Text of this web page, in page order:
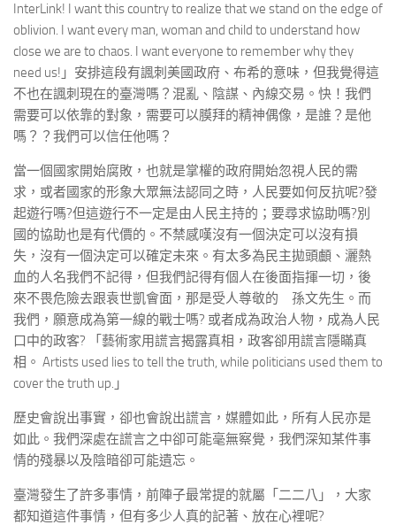
InterLink! I want this country to realize that we stand on the edge of
oblivion. I want every man, woman and child to understand how
close we are to chaos. I want everyone to remember why they
need us!」安排這段有諷刺美國政府、布希的意味，但我覺得這
不也在諷刺現在的臺灣嗎？混亂、陰謀、內線交易。快！我們
需要可以依靠的對象，需要可以膜拜的精神偶像，是誰？是他
嗎？？我們可以信任他嗎？
當一個國家開始腐敗，也就是掌權的政府開始忽視人民的需
求，或者國家的形象大眾無法認同之時，人民要如何反抗呢?發
起遊行嗎?但這遊行不一定是由人民主持的；要尋求協助嗎?別
國的協助也是有代價的。不禁感嘆沒有一個決定可以沒有損
失，沒有一個決定可以確定未來。有太多為民主拋頭顱、灑熱
血的人名我們不記得，但我們記得有個人在後面指揮一切，後
來不畏危險去跟袁世凱會面，那是受人尊敬的 孫文先生。而
我們，願意成為第一線的戰士嗎? 或者成為政治人物，成為人民
口中的政客? 「藝術家用謊言揭露真相，政客卻用謊言隱瞞真
相。 Artists used lies to tell the truth, while politicians used them to
cover the truth up.」
歷史會說出事實，卻也會說出謊言，媒體如此，所有人民亦是
如此。我們深處在謊言之中卻可能毫無察覺，我們深知某件事
情的殘暴以及陰暗卻可能遺忘。
臺灣發生了許多事情，前陣子最常提的就屬「二二八」，大家
都知道這件事情，但有多少人真的記著、放在心裡呢?